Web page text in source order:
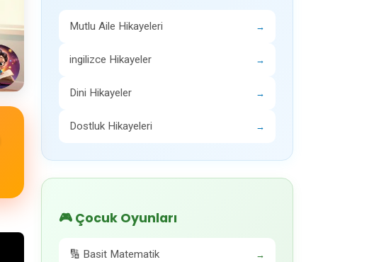
Mutlu Aile Hikayeleri →
ingilizce Hikayeler →
Dini Hikayeler →
Dostluk Hikayeleri →
🎮 Çocuk Oyunları
🔢 Basit Matematik →